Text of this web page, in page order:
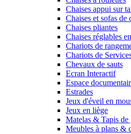
Chaises appui sur
Chaises et sofas de
Chaises pliantes
Chaises réglables
Chariots de
Chariots de
Chevaux de sauts
Ecran Interactif
Espace
Estrades
Jeux d'éveil en
Jeux en liège
Matelas & Tapis de
Meubles à plans &